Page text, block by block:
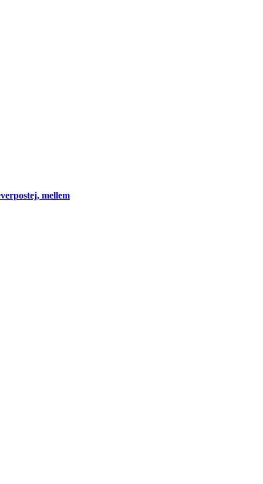
mellem